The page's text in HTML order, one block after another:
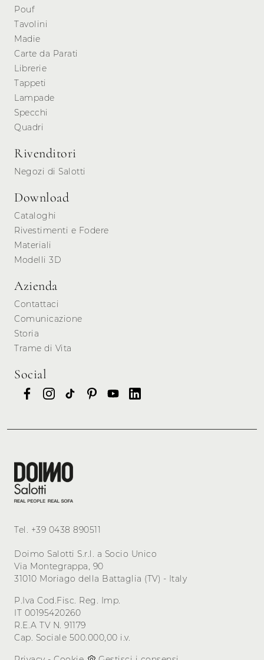
Pouf
Tavolini
Madie
Carte da Parati
Librerie
Tappeti
Lampade
Specchi
Quadri
Rivenditori
Negozi di Salotti
Download
Cataloghi
Rivestimenti e Fodere
Materiali
Modelli 3D
Azienda
Contattaci
Comunicazione
Storia
Trame di Vita
Social
Tel. +39 0438 890511
Doimo Salotti S.r.l. a Socio Unico
Via Montegrappa, 90
31010 Moriago della Battaglia (TV) - Italy
P.Iva Cod.Fisc. Reg. Imp.
IT 00195420260
R.E.A TV N. 91179
Cap. Sociale 500.000,00 i.v.